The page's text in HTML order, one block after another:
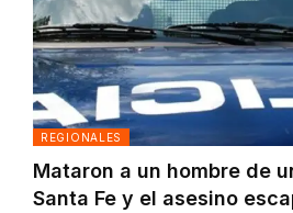
REGIONALES
Mataron a un hombre de
Santa Fe y el asesino